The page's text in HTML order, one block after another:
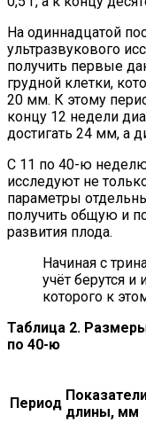
На одиннадцатой
ультразвукового
получить первые
грудной клетки,
20 мм. К этому
концу 12 недели
достигать 24 мм, а
С 11 по 40-ю
исследуют не
параметры
получить общую и
развития плода.
Начиная с
учёт берутся
которого к
Таблица 2.
по 40-ю
Период
длины, мм